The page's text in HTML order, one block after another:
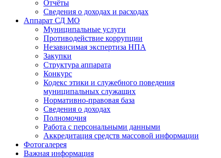
Отчёты
Сведения о доходах и расходах
Аппарат СД МО
Муниципальные услуги
Противодействие коррупции
Независимая экспертиза НПА
Закупки
Структура аппарата
Конкурс
Кодекс этики и служебного поведения
муниципальных служащих
Нормативно-правовая база
Сведения о доходах
Полномочия
Работа с персональными данными
Аккредитация средств массовой информации
Фотогалерея
Важная информация